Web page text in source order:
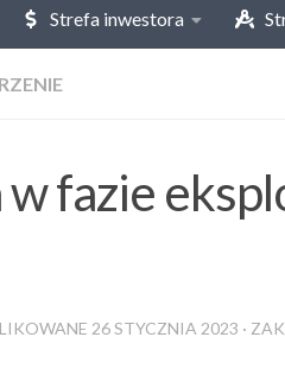
Strefa inwestora
fazie
26 STYCZNIA 2023 ·